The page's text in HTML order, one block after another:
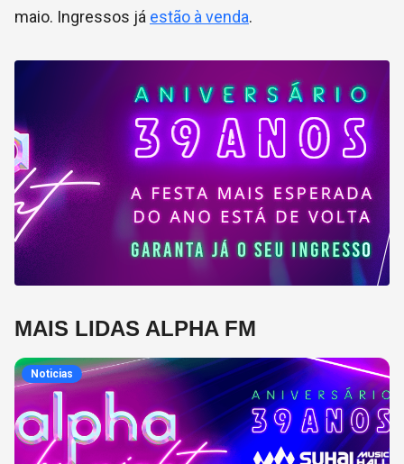
maio. Ingressos já estão à venda.
MAIS LIDAS ALPHA FM
Noticias